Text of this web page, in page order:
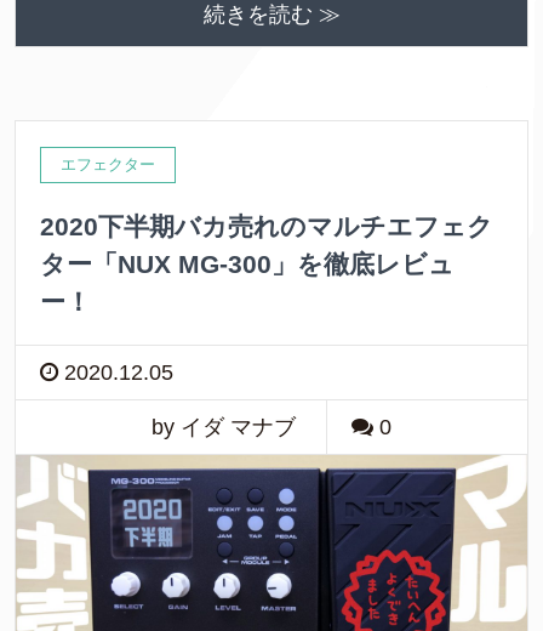
続きを読む ≫
エフェクター
2020下半期バカ売れのマルチエフェク
ター「NUX MG-300」を徹底レビュ
ー！
2020.12.05
by イダ マナブ 0